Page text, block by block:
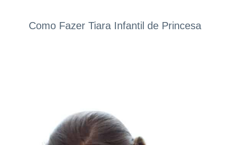
Como Fazer Tiara Infantil de Princesa